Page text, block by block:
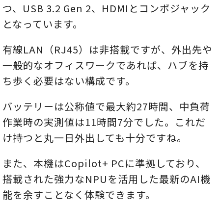
つ、USB 3.2 Gen 2、HDMIとコンボジャック
となっています。
有線LAN（RJ45）は非搭載ですが、外出先や
一般的なオフィスワークであれば、ハブを持
ち歩く必要はない構成です。
バッテリーは公称値で最大約27時間、中負荷
作業時の実測値は11時間7分でした。これだ
け持つと丸一日外出しても十分ですね。
また、本機はCopilot+ PCに準拠しており、
搭載された強力なNPUを活用した最新のAI機
能を余すことなく体験できます。